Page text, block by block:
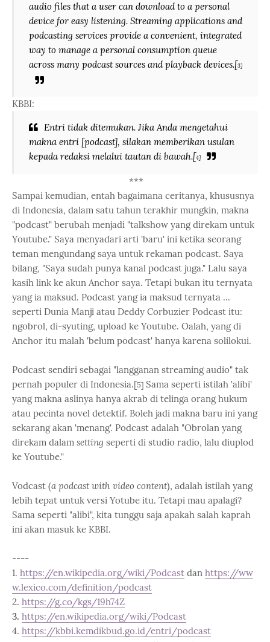
audio files that a user can download to a personal
device for easy listening. Streaming applications and
podcasting services provide a convenient, integrated
way to manage a personal consumption queue
across many podcast sources and playback devices.[3]
KBBI:
Entri tidak ditemukan. Jika Anda mengetahui
makna entri [podcast], silakan memberikan usulan
kepada redaksi melalui tautan di bawah.[4]
***
Sampai kemudian, entah bagaimana ceritanya, khususnya
di Indonesia, dalam satu tahun terakhir mungkin, makna
"podcast" berubah menjadi "talkshow yang direkam untuk
Youtube." Saya menyadari arti 'baru' ini ketika seorang
teman mengundang saya untuk rekaman podcast. Saya
bilang, "Saya sudah punya kanal podcast juga." Lalu saya
kasih link ke akun Anchor saya. Tetapi bukan itu ternyata
yang ia maksud. Podcast yang ia maksud ternyata ...
seperti Dunia Manji atau Deddy Corbuzier Podcast itu:
ngobrol, di-syuting, upload ke Youtube. Oalah, yang di
Anchor itu malah 'belum podcast' hanya karena solilokui.
Podcast sendiri sebagai "langganan streaming audio" tak
pernah populer di Indonesia.[5] Sama seperti istilah 'alibi'
yang makna aslinya hanya akrab di telinga orang hukum
atau pecinta novel detektif. Boleh jadi makna baru ini yang
sekarang akan 'menang'. Podcast adalah "Obrolan yang
direkam dalam setting seperti di studio radio, lalu diuplod
ke Youtube."
Vodcast (a podcast with video content), adalah istilah yang
lebih tepat untuk versi Yotube itu. Tetapi mau apalagi?
Sama seperti "alibi", kita tunggu saja apakah salah kaprah
ini akan masuk ke KBBI.
----
1. https://en.wikipedia.org/wiki/Podcast dan https://ww
w.lexico.com/definition/podcast
2. https://g.co/kgs/19h74Z
3. https://en.wikipedia.org/wiki/Podcast
4. https://kbbi.kemdikbud.go.id/entri/podcast